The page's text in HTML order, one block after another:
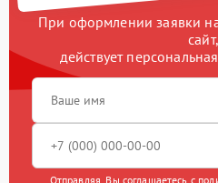
При оформлении заявки
сайт,
действует
Отправляя, Вы соглашаетесь с